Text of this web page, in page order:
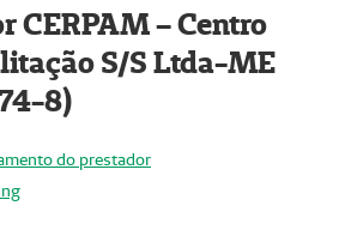
CERPAM – Centro
S/S Ltda-ME
8)
do prestador